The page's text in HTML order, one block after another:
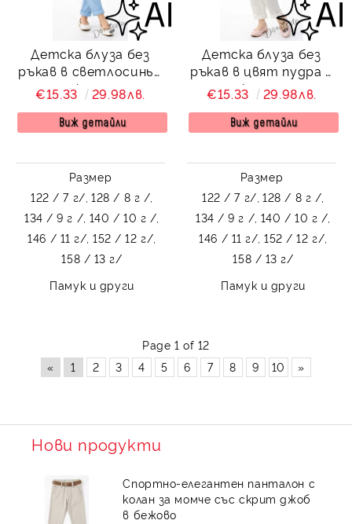
Детска блуза без
ръкав в светлосиньо
с панделка за момиче
Вая
€15.33 29.98лв.
Виж детайли
Размер
122 / 7 г/, 128 / 8 г /,
134 / 9 г /, 140 / 10 г /,
146 / 11 г/, 152 / 12 г/,
158 / 13 г/
Памук и други
Детска блуза без
ръкав в цвят пудра с
панделка за момиче
Вая
€15.33 29.98лв.
Виж детайли
Размер
122 / 7 г/, 128 / 8 г /,
134 / 9 г /, 140 / 10 г /,
146 / 11 г/, 152 / 12 г/,
158 / 13 г/
Памук и други
Page 1 of 12
«
1 2 3 4 5 6 7 8 9 10 »
Нови продукти
Спортно-елегантен панталон с
колан за момче със скрит джоб
в бежово